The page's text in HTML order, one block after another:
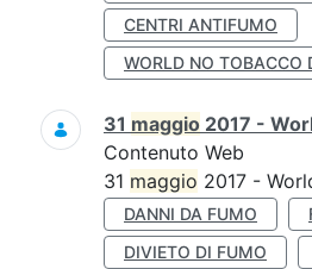
CENTRI ANTIFUMO
WORLD NO TOBACCO
31 maggio 2017 -
Contenuto Web
31 maggio 2017 -
DANNI DA FUMO
DIVIETO DI FUMO